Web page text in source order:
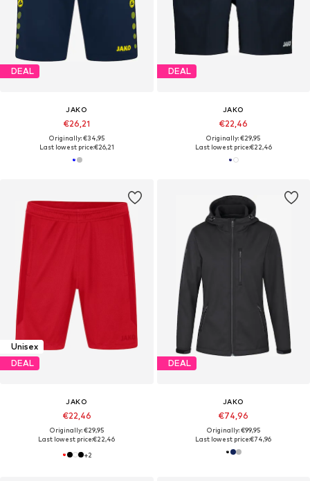
DEAL
JAKO
€26,21
Originally: €34,95
Last lowest price:€26,21
DEAL
JAKO
€22,46
Originally: €29,95
Last lowest price:€22,46
Unisex
DEAL
JAKO
€22,46
Originally: €29,95
Last lowest price:€22,46
+2
DEAL
JAKO
€74,96
Originally: €99,95
Last lowest price:€74,96